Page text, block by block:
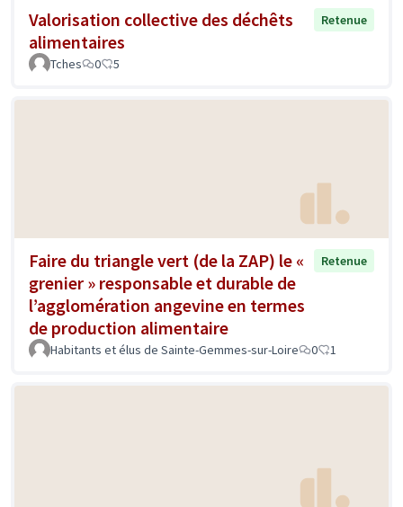
Valorisation collective des déchêts
alimentaires
Retenue
Tches 0 5
Faire du triangle vert (de la ZAP) le «
grenier » responsable et durable de
l’agglomération angevine en termes
de production alimentaire
Retenue
Habitants et élus de Sainte-Gemmes-sur-Loire 0 1